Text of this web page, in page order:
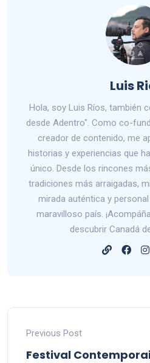
Luis
Hola, soy Luis Ríos, también
desde Adentro". Como co-
creador de contenido, me
historias y experiencias que
único. Desde los rincones
tradiciones más arraigadas,
mirada auténtica y
maravilloso país.
descubrir Canadá
Previous Post
Festival